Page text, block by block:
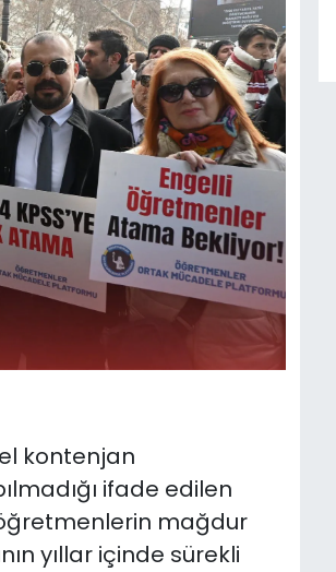
kontenjan
ifade edilen
mağdur
yıllar içinde sürekli